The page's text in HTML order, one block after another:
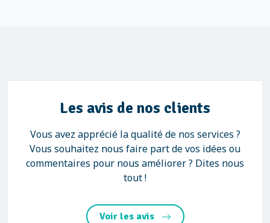
Les avis de nos clients
Vous avez apprécié la qualité de nos services ?
Vous souhaitez nous faire part de vos idées ou
commentaires pour nous améliorer ? Dites nous
tout !
Voir les avis